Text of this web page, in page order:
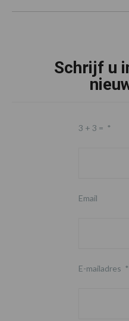
Schrijf u
3 + 3 = *
Email
E-mailadres *